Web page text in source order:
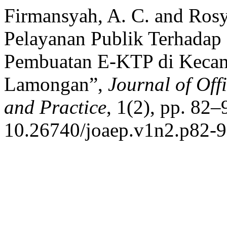
Firmansyah, A. C. and
Pelayanan Publik
Pembuatan E-KTP di
Lamongan”, Journal of
and Practice, 1(2), pp.
10.26740/joaep.v1n2.p82-